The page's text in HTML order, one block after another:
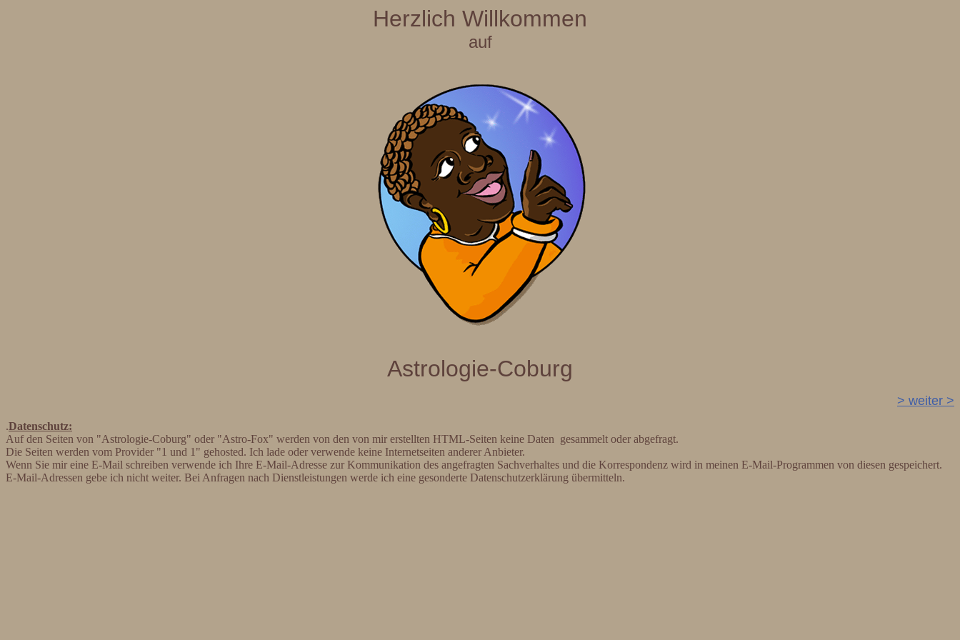
Herzlich Willkommen
auf
Astrologie-Coburg
> weiter >
.Datenschutz:
Auf den Seiten von "Astrologie-Coburg" oder "Astro-Fox" werden von den von mir erstellten HTML-Seiten keine Daten gesammelt oder abgefragt.
Die Seiten werden vom Provider "1 und 1" gehosted. Ich lade oder verwende keine Internetseiten anderer Anbieter.
Wenn Sie mir eine E-Mail schreiben verwende ich Ihre E-Mail-Adresse zur Kommunikation des angefragten Sachverhaltes und die Korrespondenz wird in meinen E-Mail-Programmen von diesen gespeichert.
E-Mail-Adressen gebe ich nicht weiter. Bei Anfragen nach Dienstleistungen werde ich eine gesonderte Datenschutzerklärung übermitteln.